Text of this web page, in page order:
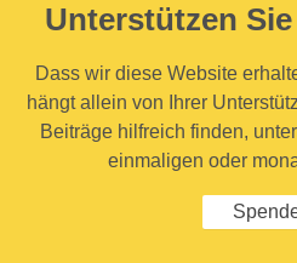
Unterstützen
Dass wir diese Website
hängt allein von Ihrer
Beiträge hilfreich finden,
einmaligen oder